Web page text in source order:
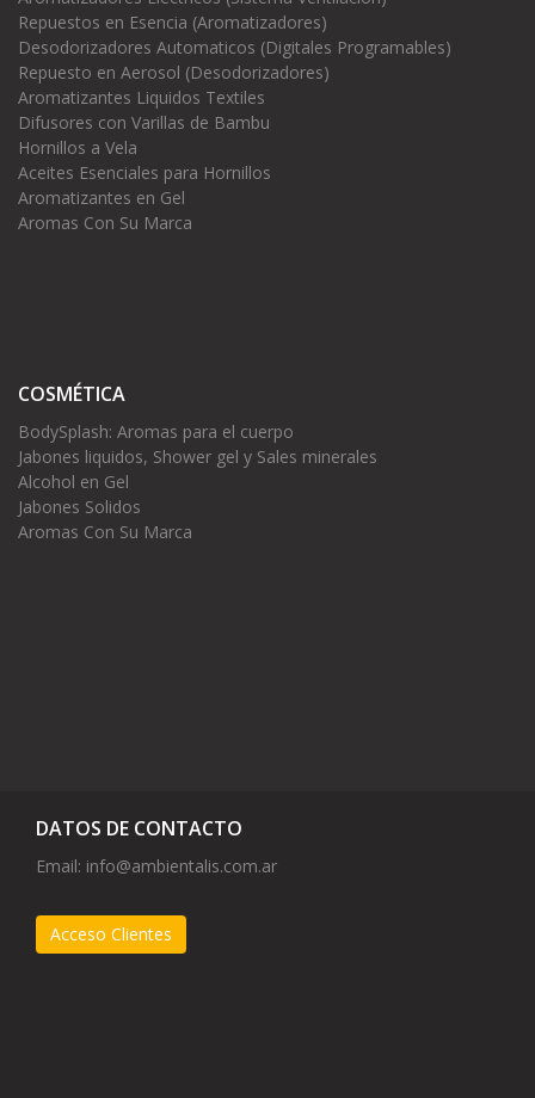
Repuestos en Esencia (Aromatizadores)
Desodorizadores Automaticos (Digitales Programables)
Repuesto en Aerosol (Desodorizadores)
Aromatizantes Liquidos Textiles
Difusores con Varillas de Bambu
Hornillos a Vela
Aceites Esenciales para Hornillos
Aromatizantes en Gel
Aromas Con Su Marca
COSMÉTICA
BodySplash: Aromas para el cuerpo
Jabones liquidos, Shower gel y Sales minerales
Alcohol en Gel
Jabones Solidos
Aromas Con Su Marca
DATOS DE CONTACTO
Email: info@ambientalis.com.ar
Acceso Clientes